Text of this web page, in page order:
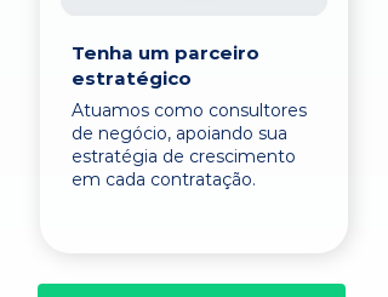
Tenha um parceiro
estratégico
Atuamos como consultores
de negócio, apoiando sua
estratégia de crescimento
em cada contratação.